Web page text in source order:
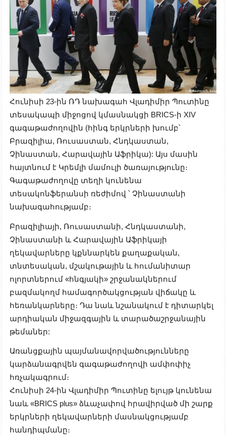
Հունիսի 23-ին ՌԴ նախագահ Վլադիմիր Պուտինը
տեսակապի միջոցով կմասնակցի BRICS-ի XIV
գագաթաժողովին (հինգ երկրների խումբ՝
Բրազիլիա, Ռուսաստան, Հնդկաստան,
Չինաստան, Հարավային Աֆրիկա): Այս մասին
հայտնում է Կրեմլի մամուլի ծառայությունը։
Գագաթաժողովը տեղի կունենա
տեսակոնֆերանսի ռեժիմով ՝ Չինաստանի
նախագահությամբ։
Բրազիլիայի, Ռուսաստանի, Հնդկաստանի,
Չինաստանի և Հարավային Աֆրիկայի
ղեկավարները կքննարկեն քաղաքական,
տնտեսական, մշակութային և հումանիտար
ոլորտներում «հնգյակի» շրջանակներում
բազմակողմ համագործակցության վիճակը և
հեռանկարները։ Դա նաև նշանակում է դիտարկել
արդիական միջազգային և տարածաշրջանային
թեմաներ:
Առանցքային պայմանավորվածությունները
կարձանագրվեն գագաթաժողովի ամփոփիչ
հռչակագրում։
Հունիսի 24-ին Վլադիմիր Պուտինը ելույթ կունենա
նաև «BRICS plus» ձևաչափով հրավիրված մի շարք
երկրների ղեկավարների մասնակցությամբ
հանդիպմանը։